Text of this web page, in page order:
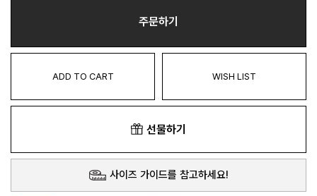
주문하기
ADD TO CART WISH LIST
선물하기
사이즈 가이드를 참고하세요!